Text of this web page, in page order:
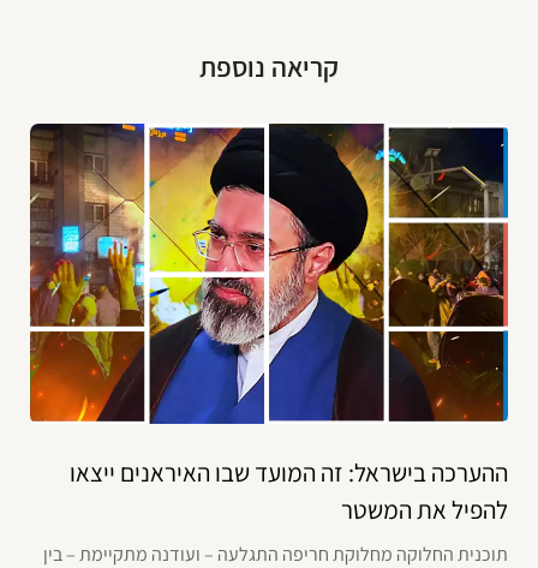
קריאה נוספת
ההערכה בישראל: זה המועד שבו האיראנים ייצאו
להפיל את המשטר
תוכנית החלוקה מחלוקת חריפה התגלעה – ועודנה מתקיימת – בין